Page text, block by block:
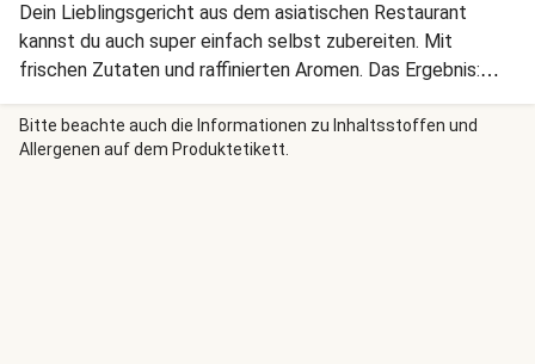
Dein Lieblingsgericht aus dem asiatischen Restaurant
kannst du auch super einfach selbst zubereiten. Mit
frischen Zutaten und raffinierten Aromen. Das Ergebnis:
herzhaft, cremig, nussig.
Bitte beachte auch die Informationen zu Inhaltsstoffen und
Allergenen auf dem Produktetikett.